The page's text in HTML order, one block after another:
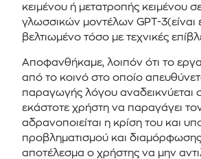
κειμένου ή μετατροπής κειμένου
γλωσσικών μοντέλων GPT-
βελτιωμένο τόσο με τεχνικές
Αποφανθήκαμε, λοιπόν ότι το
από το κοινό στο οποίο
παραγωγής λόγου αναδεικνύεται
εκάστοτε χρήστη να παραγάγει
αδρανοποιείται η κρίση του και
προβληματισμού και διαμόρφωσης
αποτέλεσμα ο χρήστης να μην